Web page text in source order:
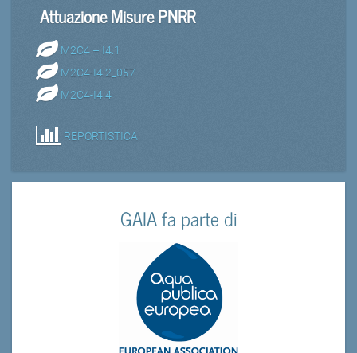
Attuazione Misure PNRR
M2C4 – I4.1
M2C4-I4.2_057
M2C4-I4.4
REPORTISTICA
GAIA fa parte di